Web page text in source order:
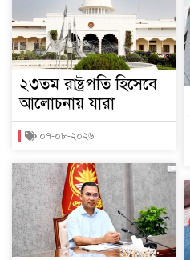
২৩তম রাষ্ট্রপতি হিসেবে
আলোচনায় যারা
০৭-০৮-২০২৬